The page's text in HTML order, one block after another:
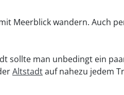
Meerblick wandern. Auch
sollte man unbedingt ein
Altstadtauf nahezu jedem